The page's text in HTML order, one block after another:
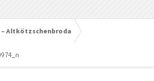
Altkötzschenbroda